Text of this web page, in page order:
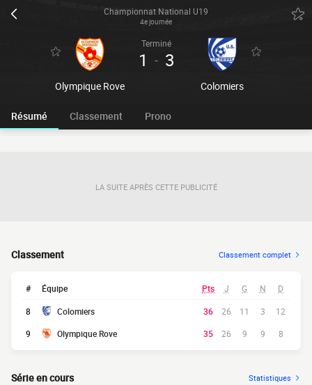
Championnat National U19
4e journée
Olympique Rove
Terminé
1 - 3
Colomiers
Résumé Classement Prono
LA SUITE APRÈS CETTE PUBLICITÉ
Classement Classement complet
# Équipe Pts J G N D
8 Colomiers 36 26 11 3
12
9
Olympique Rove 35 26 9 9 8
Série en cours Statistiques